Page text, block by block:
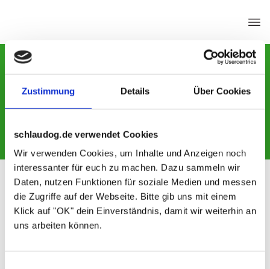
Zustimmung Details Über Cookies
schlaudog.de verwendet Cookies
Wir verwenden Cookies, um Inhalte und Anzeigen noch
interessanter für euch zu machen. Dazu sammeln wir
Daten, nutzen Funktionen für soziale Medien und messen
die Zugriffe auf der Webseite. Bitte gib uns mit einem
Klick auf "OK" dein Einverständnis, damit wir weiterhin an
uns arbeiten können.
Erziehung